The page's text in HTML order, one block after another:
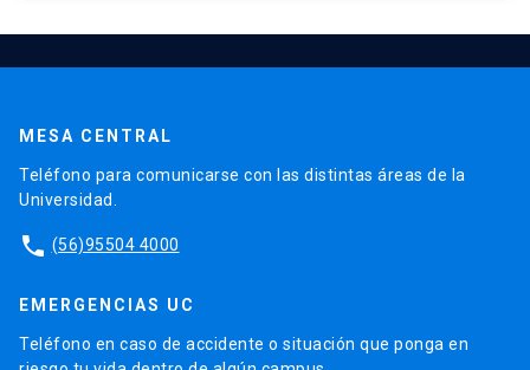
MESA CENTRAL
Teléfono para comunicarse con las distintas áreas de la
Universidad.
phone (56)95504 4000
EMERGENCIAS UC
Teléfono en caso de accidente o situación que ponga en